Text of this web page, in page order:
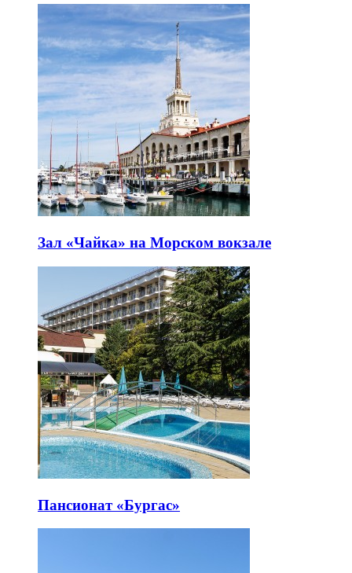
Зал «Чайка» на Морском вокзале
Пансионат «Бургас»